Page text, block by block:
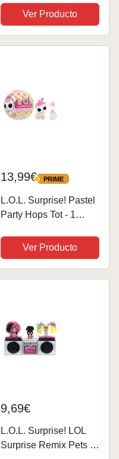
Sorpresas: Esmalte de
uñas Real, Manicura a
presión, Hojas de
Ver Producto
13,99€ PRIME
PRIME
L.O.L. Surprise! Pastel
Party Hops Tot - 1
Sorpresas Que
Incluyen Moda y
Accesorios Adorables
Ver Producto
9,69€
L.O.L. Surprise! LOL
Surprise Remix Pets ,